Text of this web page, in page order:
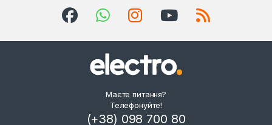
Маєте питання?
Телефонуйте!
(+38) 098 700 80